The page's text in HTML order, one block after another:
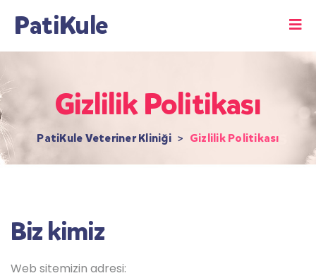
PatiKule
Gizlilik Politikası
PatiKule Veteriner Kliniği > Gizlilik Politikası
Biz kimiz
Web sitemizin adresi: